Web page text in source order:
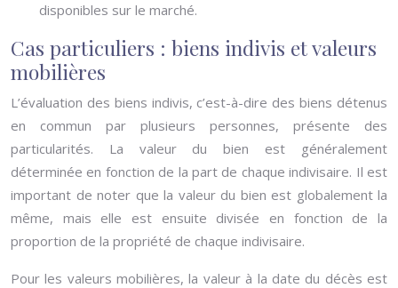
disponibles sur le marché.
Cas particuliers : biens indivis et valeurs
mobilières
L’évaluation des biens indivis, c’est-à-dire des biens détenus
en commun par plusieurs personnes, présente des
particularités. La valeur du bien est généralement
déterminée en fonction de la part de chaque indivisaire. Il est
important de noter que la valeur du bien est globalement la
même, mais elle est ensuite divisée en fonction de la
proportion de la propriété de chaque indivisaire.
Pour les valeurs mobilières, la valeur à la date du décès est